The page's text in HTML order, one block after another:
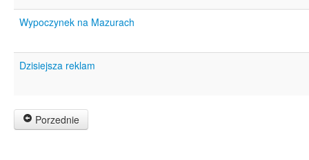
Wypoczynek na Mazurach
Dzisiejsza reklam
Porzednie